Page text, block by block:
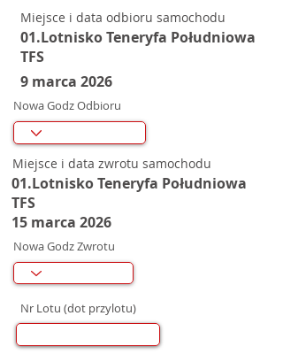
Miejsce i data odbioru samochodu
01.Lotnisko Teneryfa Południowa
TFS
9 marca 2026
Nowa Godz Odbioru
Miejsce i data zwrotu samochodu
01.Lotnisko Teneryfa Południowa
TFS
15 marca 2026
Nowa Godz Zwrotu
Nr Lotu (dot przylotu)